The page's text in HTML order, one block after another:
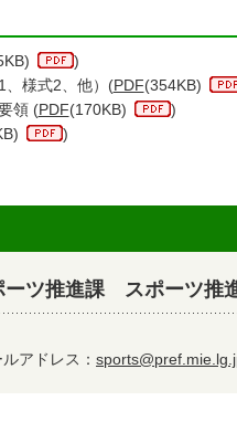
)
、様式2、他）(PDF(354KB)
領 (PDF(170KB)
)
)
ツ推進課 スポーツ推
ルアドレス：